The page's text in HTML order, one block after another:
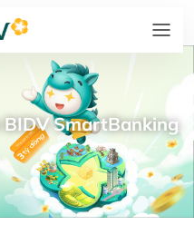
SmartBanking